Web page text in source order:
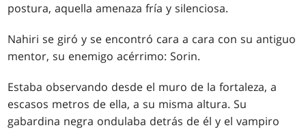
postura, aquella amenaza fría y silenciosa.
Nahiri se giró y se encontró cara a cara con su antiguo
mentor, su enemigo acérrimo: Sorin.
Estaba observando desde el muro de la fortaleza, a
escasos metros de ella, a su misma altura. Su
gabardina negra ondulaba detrás de él y el vampiro